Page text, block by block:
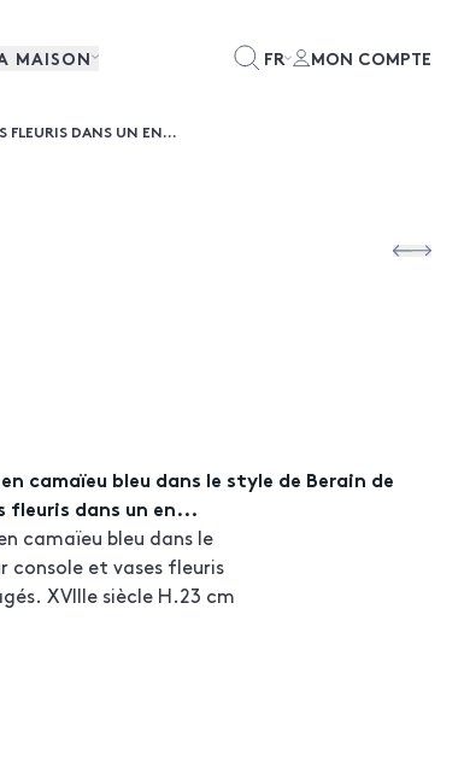
MAISON FR MON COMPTE
FLEURIS DANS UN EN...
camaïeu bleu dans le style de Berain de
fleuris dans un en...
camaïeu bleu dans le
console et vases fleuris
XVIIIe siècle H.23 cm